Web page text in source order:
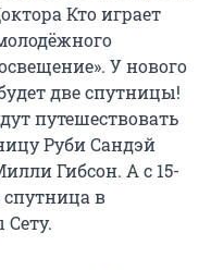
Кто играет
У нового
две спутницы!
путешествовать
Руби Сандэй
Гибсон. А с 15-
спутница в